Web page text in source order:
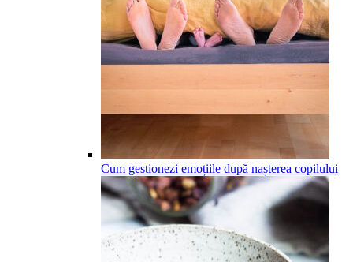
Cum gestionezi emoțiile după nașterea copilului